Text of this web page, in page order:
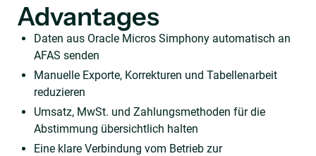
Advantages
Daten aus Oracle Micros Simphony automatisch an
AFAS senden
Manuelle Exporte, Korrekturen und Tabellenarbeit
reduzieren
Umsatz, MwSt. und Zahlungsmethoden für die
Abstimmung übersichtlich halten
Eine klare Verbindung vom Betrieb zur